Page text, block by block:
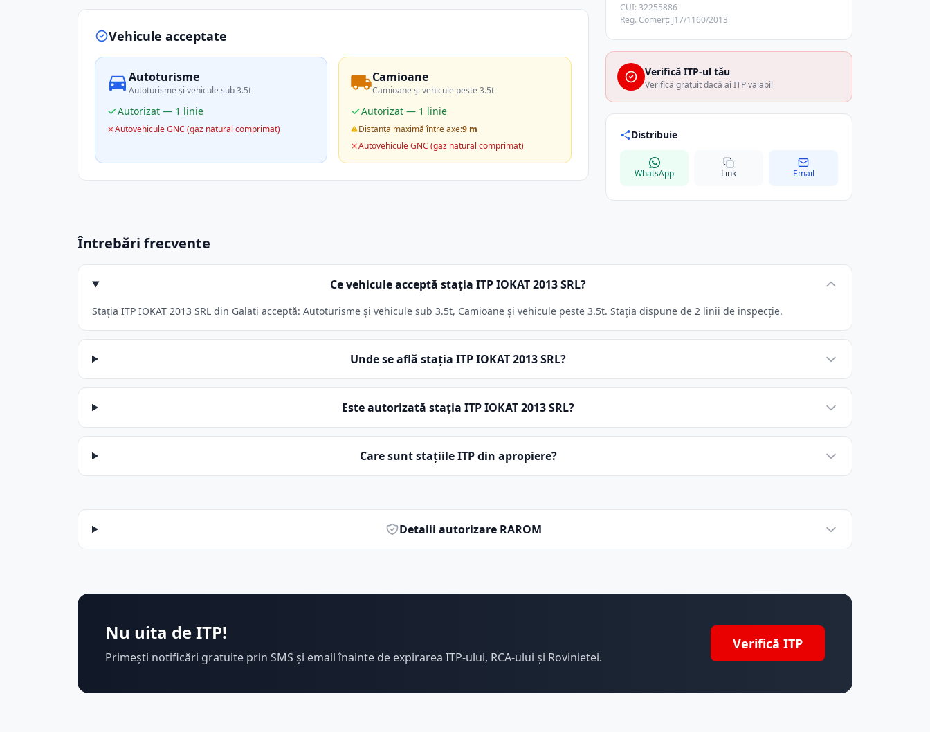
Vehicule acceptate
Autoturisme
Autoturisme și vehicule sub 3.5t
Autorizat — 1 linie
Autovehicule GNC (gaz natural comprimat)
Camioane
Camioane și vehicule peste 3.5t
Autorizat — 1 linie
Distanța maximă între axe:9 m
Autovehicule GNC (gaz natural comprimat)
CUI: 32255886
Reg. Comerț: J17/1160/2013
Verifică ITP-ul tău
Verifică gratuit dacă ai ITP valabil
Distribuie
WhatsApp Link Email
Întrebări frecvente
Ce vehicule acceptă stația ITP IOKAT 2013 SRL?
Stația ITP IOKAT 2013 SRL din Galati acceptă: Autoturisme și vehicule sub 3.5t, Camioane și vehicule peste 3.5t. Stația dispune de 2 linii de inspecție.
Unde se află stația ITP IOKAT 2013 SRL?
Este autorizată stația ITP IOKAT 2013 SRL?
Care sunt stațiile ITP din apropiere?
Detalii autorizare RAROM
Nu uita de ITP!
Primești notificări gratuite prin SMS și email înainte de expirarea ITP-ului, RCA-ului și Rovinietei.
Verifică ITP